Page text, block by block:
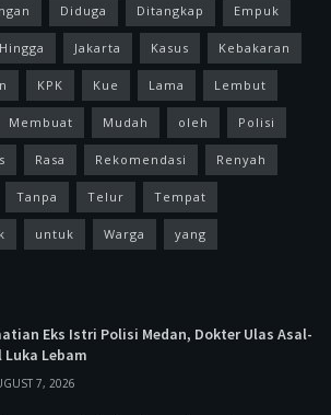
Diduga Ditangkap Empuk
Hingga Jakarta Kasus Kebakaran
KPK Kue Lama Lembut
Membuat Mudah oleh Polisi
Rasa Rekomendasi Renyah
Tanpa Telur Tempat
untuk Warga yang
Eks Istri Polisi Medan, Dokter Ulas Asal-
Luka Lebam
7, 2026